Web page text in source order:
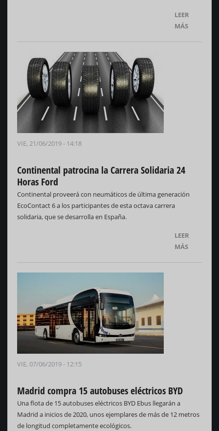
LEER
MÁS
VIE, 21/06/2019 - 14:18
Continental patrocina la Carrera Solidaria 24
Horas Ford
Continental proveerá con neumáticos de última generación
EcoContact 6 a los participantes de esta octava carrera
solidaria, que se desarrolla en España.
LEER
MÁS
VIE, 07/06/2019 - 12:15
Madrid compra 15 autobuses eléctricos BYD
Una flota de 15 autobuses eléctricos BYD Ebus llegarán a
Madrid a inicios de 2020, unos ejemplares de más de 12 metros
de longitud completamente ecológicos.